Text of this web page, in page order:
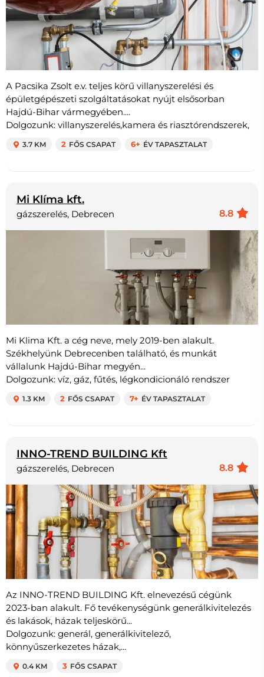
A Pacsika Zsolt e.v. teljes körű villanyszerelési és
épületgépészeti szolgáltatásokat nyújt elsősorban
Hajdú-Bihar vármegyében....
Dolgozunk: villanyszerelés,kamera és riasztórendszerek,
3.7 KM 2 FŐS CSAPAT 6+ ÉV TAPASZTALAT
Mi Klíma kft.
8.8
gázszerelés, Debrecen
Mi Klima Kft. a cég neve, mely 2019-ben alakult.
Székhelyünk Debrecenben található, és munkát
vállalunk Hajdú-Bihar megyén...
Dolgozunk: víz, gáz, fűtés, légkondicionáló rendszer
1.3 KM 2 FŐS CSAPAT 7+ ÉV TAPASZTALAT
INNO-TREND BUILDING Kft
8.8
gázszerelés, Debrecen
Az INNO-TREND BUILDING Kft. elnevezésű cégünk
2023-ban alakult. Fő tevékenységünk generálkivitelezés
és lakások, házak teljeskörű...
Dolgozunk: generál, generálkivitelező,
könnyűszerkezetes házak,...
0.4 KM 3 FŐS CSAPAT